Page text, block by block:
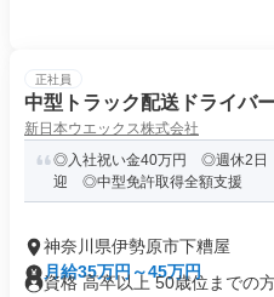
正社員
中型トラック配送ドライバ
新日本ウエックス株式会社
◎入社祝い金40万円 ◎週休2
迎 ◎中型免許取得全額支援
神奈川県伊勢原市下糟屋
月給35万円～45万円
資格 高卒以上 50歳位までの